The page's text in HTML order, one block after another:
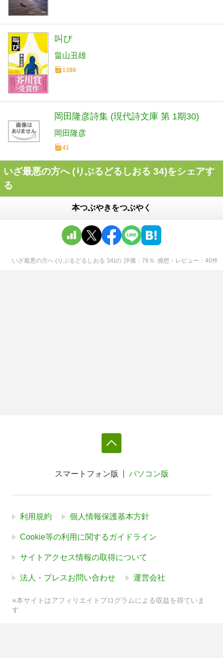
叫び
畠山丑雄
1388
岡田隆彦詩集 (現代詩文庫 第 1期30)
岡田隆彦
41
いざ最悪の方へ (りぶるどるしおる 34)をシェアす
る
本つぶやきをつぶやく
いざ最悪の方へ (りぶるどるしおる 34)の 評価 76 ％ 感想・レビュー 40件
スマートフォン版 パソコン版
利用規約 個人情報保護基本方針
Cookie等の利用に関するガイドライン
サイトアクセス情報の取得について
法人・プレスお問い合わせ 運営会社
※本サイトはアフィリエイトプログラムによる収益を得ていま
す